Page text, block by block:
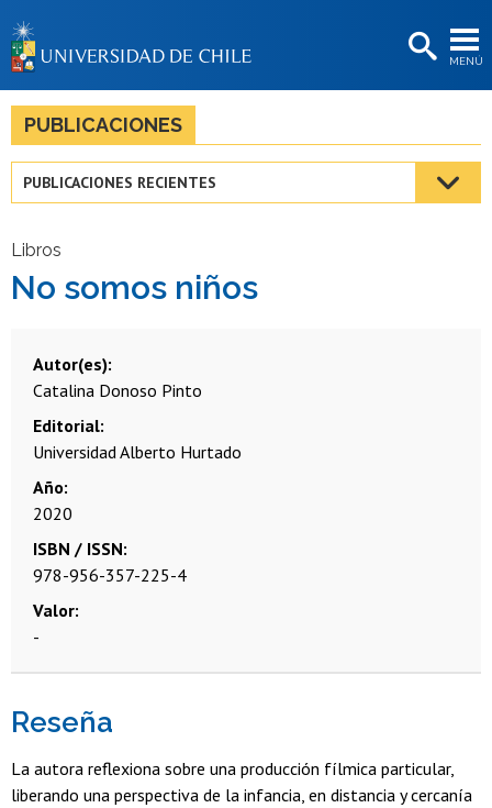
MENÚ
BIBLIOTECAS
LA UNIVERSIDAD
Estudiantes
Funcionarias/os
PUBLICACIONES
PUBLICACIONES RECIENTES
Libros
No somos niños
Autor(es)
Catalina Donoso Pinto
Editorial
Universidad Alberto Hurtado
Año
2020
ISBN / ISSN
978-956-357-225-4
Valor
-
Reseña
La autora reflexiona sobre una producción fílmica particular,
liberando una perspectiva de la infancia, en distancia y cercanía